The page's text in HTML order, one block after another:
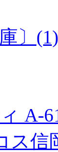
〕(1)
A-
ス信